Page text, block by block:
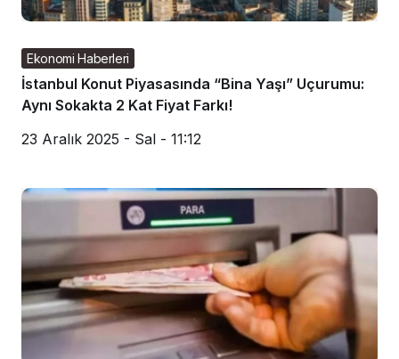
Ekonomi Haberleri
İstanbul Konut Piyasasında “Bina Yaşı” Uçurumu:
Aynı Sokakta 2 Kat Fiyat Farkı!
23 Aralık 2025 - Sal - 11:12